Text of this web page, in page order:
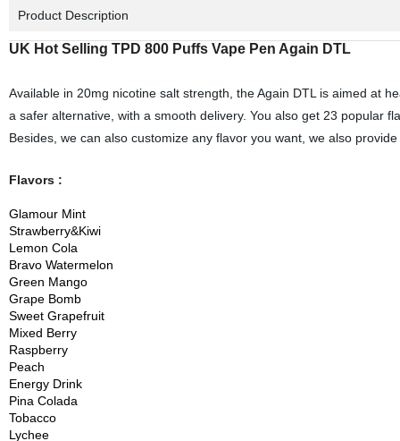
Product Description
UK Hot Selling TPD 800 Puffs Vape Pen Again DTL
Available in 20mg nicotine salt strength, the Again DTL is aimed at
a safer alternative, with a smooth delivery. You also get 23 popular
Besides, we can also customize any flavor you want, we also
Flavors :
Glamour Mint
Strawberry&Kiwi
Lemon Cola
Bravo Watermelon
Green Mango
Grape Bomb
Sweet Grapefruit
Mixed Berry
Raspberry
Peach
Energy Drink
Pina Colada
Tobacco
Lychee